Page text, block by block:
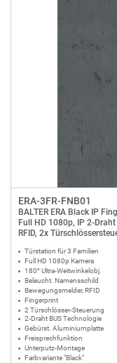
ERA-3FR-FNB01
BALTER ERA Black IP
Full HD 1080p, IP 2-
RFID, 2x
Türstation für 3 Familien
Full HD 1080p Kamera
180° Ultra-Weitwinkelobj.
Beleucht. Namensschild
Bewegungsmelder, RFID
Fingerprint
2 Türschlösser-Steuerung
2-Draht BUS Technologie
Gebürst. Aluminiumplatte
Freisprechfunktion
Unterputz-Montage
Farbvariante "Black"